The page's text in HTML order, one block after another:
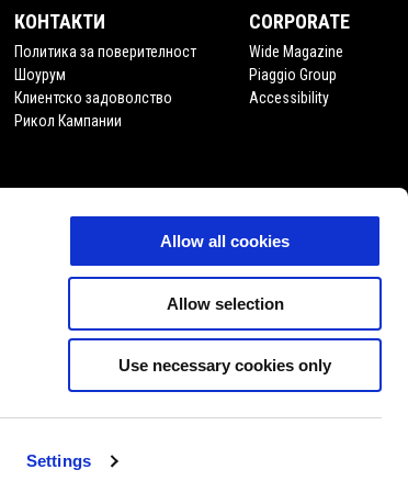
Settings
Allow all cookies
Allow selection
Use necessary cookies only
КОНТАКТИ
Политика за поверителност
Шоурум
Клиентско задоволство
Рикол Кампании
CORPORATE
Wide Magazine
Piaggio Group
Accessibility